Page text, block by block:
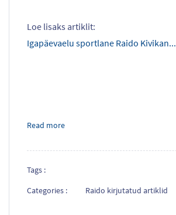
Loe lisaks artiklit:
Igapäevaelu sportlane Raido Kivikan...
Read more
Tags :
Categories :
Raido kirjutatud artiklid